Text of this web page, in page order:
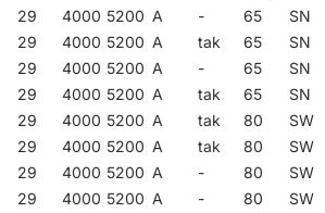
29 4000 5200 A - 65 SN
29
4000 5200 A tak 65 SN
29
4000 5200 A - 65 SN
29
4000 5200 A tak 65 SN
29
4000 5200 A tak 80 SW
29
4000 5200 A tak 80 SW
29
4000 5200 A - 80 SW
29
4000 5200 A - 80 SW